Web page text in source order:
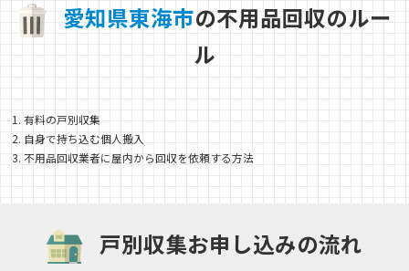
愛知県東海市の不用品回収のルー
ル
1. 有料の戸別収集
2. 自身で持ち込む個人搬入
3. 不用品回収業者に屋内から回収を依頼する方法
戸別収集お申し込みの流れ